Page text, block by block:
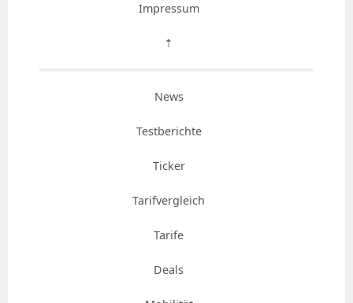
Impressum
⇡
News
Testberichte
Ticker
Tarifvergleich
Tarife
Deals